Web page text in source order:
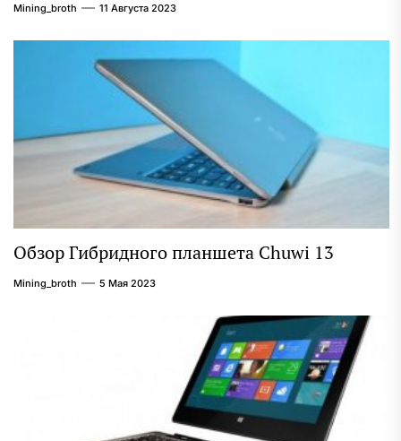
Mining_broth 11 Августа 2023
Обзор Гибридного планшета Chuwi 13
Mining_broth 5 Мая 2023